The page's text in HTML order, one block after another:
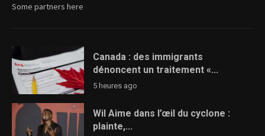
Some partners here
Canada : des immigrants
dénoncent un traitement «...
5 heures ago
Wil Aime dans l’œil du cyclone :
plainte,...